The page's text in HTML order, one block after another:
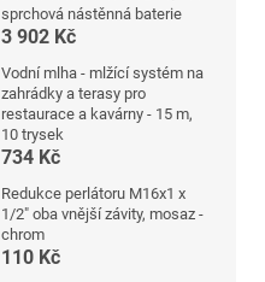
sprchová nástěnná baterie
3 902 Kč
Vodní mlha - mlžící systém na
zahrádky a terasy pro
restaurace a kavárny - 15 m,
10 trysek
734 Kč
Redukce perlátoru M16x1 x
1/2" oba vnější závity, mosaz -
chrom
110 Kč